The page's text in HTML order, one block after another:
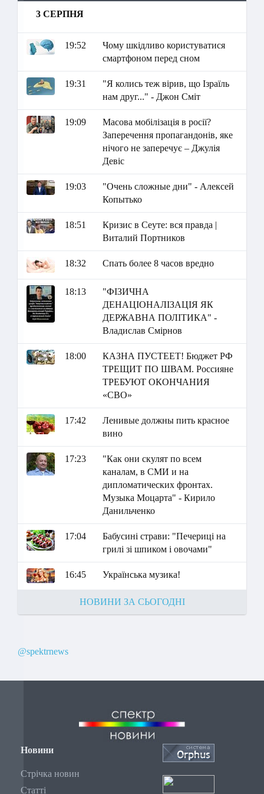
3 СЕРПНЯ
19:52
Чому шкідливо користуватися
смартфоном перед сном
19:31
"Я колись теж вірив, що Ізраїль
нам друг..." - Джон Сміт
19:09
Масова мобілізація в росії?
Заперечення пропагандонів, яке
нічого не заперечує – Джулія
Девіс
19:03
"Очень сложные дни" - Алексей
Копытько
18:51
Кризис в Сеуте: вся правда |
Виталий Портников
18:32 Спать более 8 часов вредно
18:13
"ФІЗИЧНА
ДЕНАЦІОНАЛІЗАЦІЯ ЯК
ДЕРЖАВНА ПОЛІТИКА" -
Владислав Смірнов
18:00
КАЗНА ПУСТЕЕТ! Бюджет РФ
ТРЕЩИТ ПО ШВАМ. Россияне
ТРЕБУЮТ ОКОНЧАНИЯ
«СВО»
17:42
Ленивые должны пить красное
вино
17:23
"Как они скулят по всем
каналам, в СМИ и на
дипломатических фронтах.
Музыка Моцарта" - Кирило
Данильченко
17:04
Бабусині страви: "Печериці на
грилі зі шпиком і овочами"
16:45 Українська музика!
НОВИНИ ЗА СЬОГОДНІ
@spektrnews
Новини
Стрічка новин
Статті